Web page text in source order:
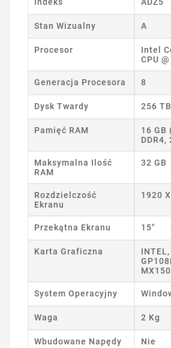
Stan Wizualny A
Procesor
Intel
CPU
Generacja Procesora 8
Dysk Twardy 256
Pamięć RAM
16 GB
DDR4,
Maksymalna Ilość
RAM
32 GB
Rozdzielczość
Ekranu
1920
Przekątna Ekranu 15"
Karta Graficzna
System Operacyjny
Waga 2 Kg
Wbudowane Napędy
Nie